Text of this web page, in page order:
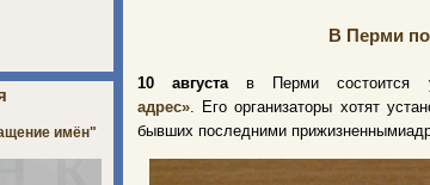
В Перми
10 августав Перми состоится
адрес». Его организаторы хотят
бывших последними прижизненными
имён"